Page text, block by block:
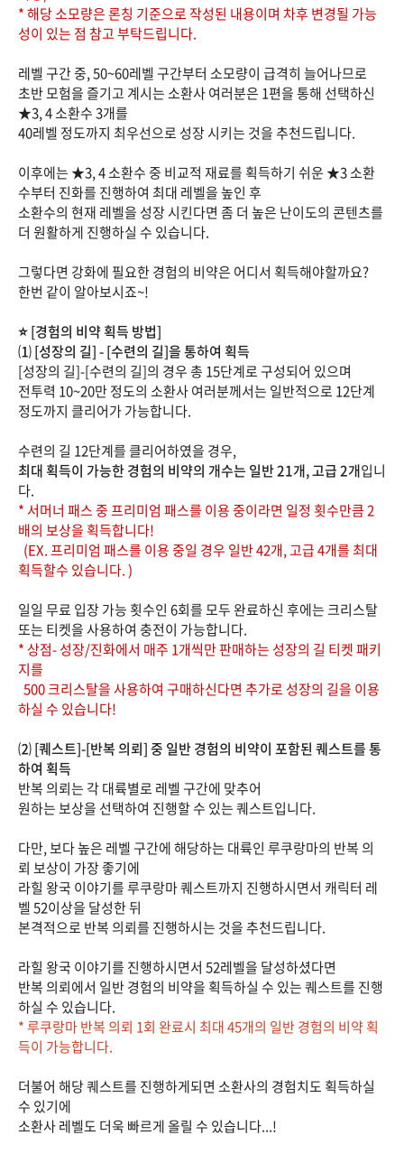
* 해당 소모량은 론칭 기준으로 작성된 내용이며 차후 변경될 가능
성이 있는 점 참고 부탁드립니다.
레벨 구간 중, 50~60레벨 구간부터 소모량이 급격히 늘어나므로
초반 모험을 즐기고 계시는 소환사 여러분은 1편을 통해 선택하신
★3, 4 소환수 3개를
40레벨 정도까지 최우선으로 성장 시키는 것을 추천드립니다.
이후에는 ★3, 4 소환수 중 비교적 재료를 획득하기 쉬운 ★3 소환
수부터 진화를 진행하여 최대 레벨을 높인 후
소환수의 현재 레벨을 성장 시킨다면 좀 더 높은 난이도의 콘텐츠를
더 원활하게 진행하실 수 있습니다.
그렇다면 강화에 필요한 경험의 비약은 어디서 획득해야할까요?
한번 같이 알아보시죠~!
⭐️ [경험의 비약 획득 방법]
⑴ [성장의 길] - [수련의 길]을 통하여 획득
[성장의 길]-[수련의 길]의 경우 총 15단계로 구성되어 있으며
전투력 10~20만 정도의 소환사 여러분께서는 일반적으로 12단계
정도까지 클리어가 가능합니다.
수련의 길 12단계를 클리어하였을 경우,
최대 획득이 가능한 경험의 비약의 개수는 일반 21개, 고급 2개입니
다.
* 서머너 패스 중 프리미엄 패스를 이용 중이라면 일정 횟수만큼 2
배의 보상을 획득합니다!
(EX. 프리미엄 패스를 이용 중일 경우 일반 42개, 고급 4개를 최대
획득할수 있습니다. )
일일 무료 입장 가능 횟수인 6회를 모두 완료하신 후에는 크리스탈
또는 티켓을 사용하여 충전이 가능합니다.
* 상점- 성장/진화에서 매주 1개씩만 판매하는 성장의 길 티켓 패키
지를
500 크리스탈을 사용하여 구매하신다면 추가로 성장의 길을 이용
하실 수 있습니다!
⑵ [퀘스트]-[반복 의뢰] 중 일반 경험의 비약이 포함된 퀘스트를 통
하여 획득
반복 의뢰는 각 대륙별로 레벨 구간에 맞추어
원하는 보상을 선택하여 진행할 수 있는 퀘스트입니다.
다만, 보다 높은 레벨 구간에 해당하는 대륙인 루쿠랑마의 반복 의
뢰 보상이 가장 좋기에
라힐 왕국 이야기를 루쿠랑마 퀘스트까지 진행하시면서 캐릭터 레
벨 52이상을 달성한 뒤
본격적으로 반복 의뢰를 진행하시는 것을 추천드립니다.
라힐 왕국 이야기를 진행하시면서 52레벨을 달성하셨다면
반복 의뢰에서 일반 경험의 비약을 획득하실 수 있는 퀘스트를 진행
하실 수 있습니다.
* 루쿠랑마 반복 의뢰 1회 완료시 최대 45개의 일반 경험의 비약 획
득이 가능합니다.
더불어 해당 퀘스트를 진행하게되면 소환사의 경험치도 획득하실
수 있기에
소환사 레벨도 더욱 빠르게 올릴 수 있습니다...!